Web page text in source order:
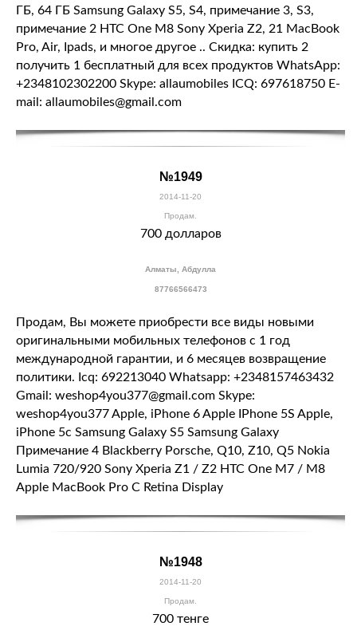
ГБ, 64 ГБ Samsung Galaxy S5, S4, примечание 3, S3,
примечание 2 HTC One M8 Sony Xperia Z2, 21 MacBook
Pro, Air, Ipads, и многое другое .. Скидка: купить 2
получить 1 бесплатный для всех продуктов WhatsApp:
+2348102302200 Skype: allaumobiles ICQ: 697618750 E-
mail: allaumobiles@gmail.com
№1949
2014-11-20
Продам.
700 долларов
Алматы, Абдулла
87766566473
Продам, Вы можете приобрести все виды новыми
оригинальными мобильных телефонов с 1 год
международной гарантии, и 6 месяцев возвращение
политики. Icq: 692213040 Whatsapp: +2348157463432
Gmail: weshop4you377@gmail.com Skype:
weshop4you377 Apple, iPhone 6 Apple IPhone 5S Apple,
iPhone 5с Samsung Galaxy S5 Samsung Galaxy
Примечание 4 Blackberry Porsche, Q10, Z10, Q5 Nokia
Lumia 720/920 Sony Xperia Z1 / Z2 HTC One M7 / M8
Apple MacBook Pro С Retina Display
№1948
2014-11-20
Продам.
700 тенге